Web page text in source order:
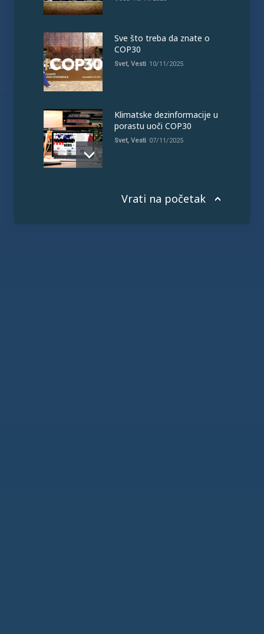
Sve što treba da znate o
COP30
Svet, Vesti 10/11/2025
Klimatske dezinformacije u
porastu uoči COP30
Svet, Vesti 07/11/2025
Vrati na početak